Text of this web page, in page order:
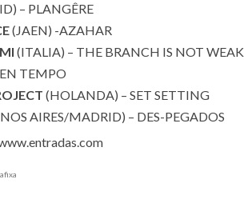
– PLANGÊRE
(JAEN) -AZAHAR
(ITALIA) – THE BRANCH IS NOT WEAK
TEMPO
(HOLANDA) – SET SETTING
AIRES/MADRID) – DES-PEGADOS